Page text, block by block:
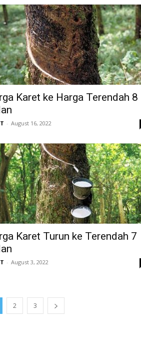
Karet ke Harga Terendah 8
- August 16, 2022
Karet Turun ke Terendah 7
- August 3, 2022
2 3